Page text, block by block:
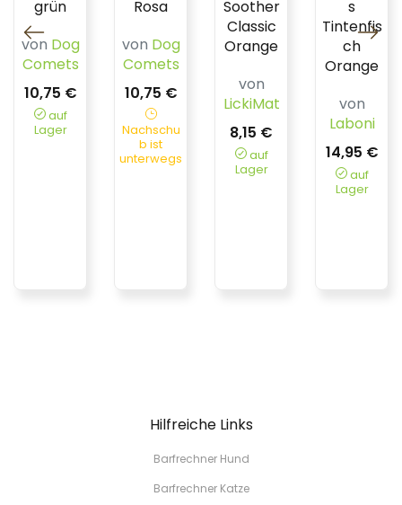
grün
von Dog
Comets
10,75 €
auf
Lager
Rosa
von Dog
Comets
10,75 €
Nachschu
b ist
unterwegs
Soother
Classic
Orange
von
LickiMat
8,15 €
auf
Lager
s
Tintenfis
ch
Orange
von
Laboni
14,95 €
auf
Lager
Hilfreiche Links
Barfrechner Hund
Barfrechner Katze